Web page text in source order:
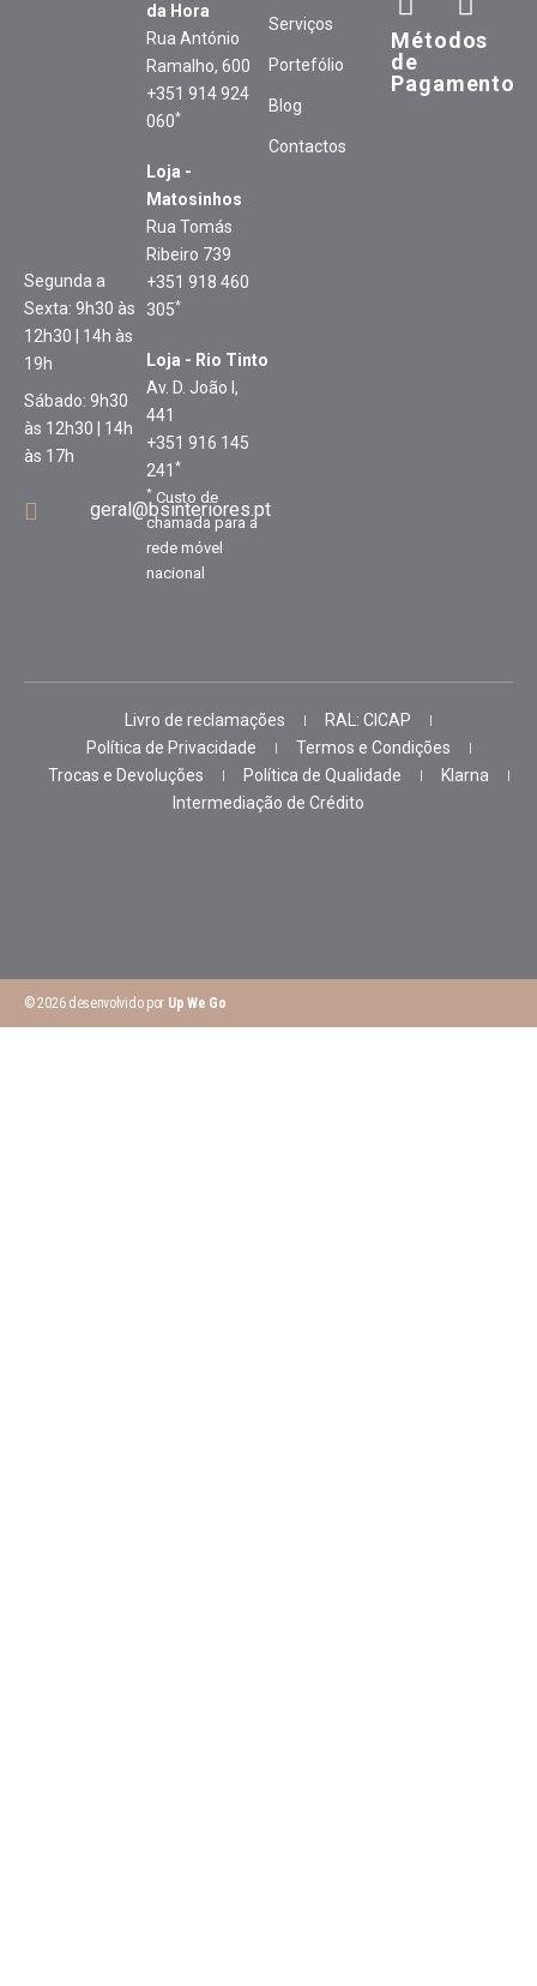
Segunda a
Sexta: 9h30 às
12h30 | 14h às
19h
Sábado: 9h30
às 12h30 | 14h
às 17h
geral@bsinteriores.pt
da Hora
Rua António
Ramalho, 600
+351 914 924
060*
Loja -
Matosinhos
Rua Tomás
Ribeiro 739
+351 918 460
305*
Loja - Rio Tinto
Av. D. João I,
441
+351 916 145
241 *
* Custo de
chamada para a
rede móvel
nacional
Serviços
Portefólio
Blog
Contactos
Métodos
de
Pagamento
Livro de reclamações
RAL: CICAP
Política de Privacidade
Termos e Condições
Trocas e Devoluções
Política de Qualidade
Klarna
Intermediação de Crédito
© 2026 desenvolvido por Up We Go